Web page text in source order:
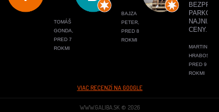
TOMÁŠ
GONDA,
PRED 7
ROKMI
BAJZA
PETER,
PRED 8
ROKMI
CENY.
MARTIN
HRABOS,
PRED 9
ROKMI
VIAC RECENZÍ NA GOOGLE
WWW.GALIBA.SK © 2026